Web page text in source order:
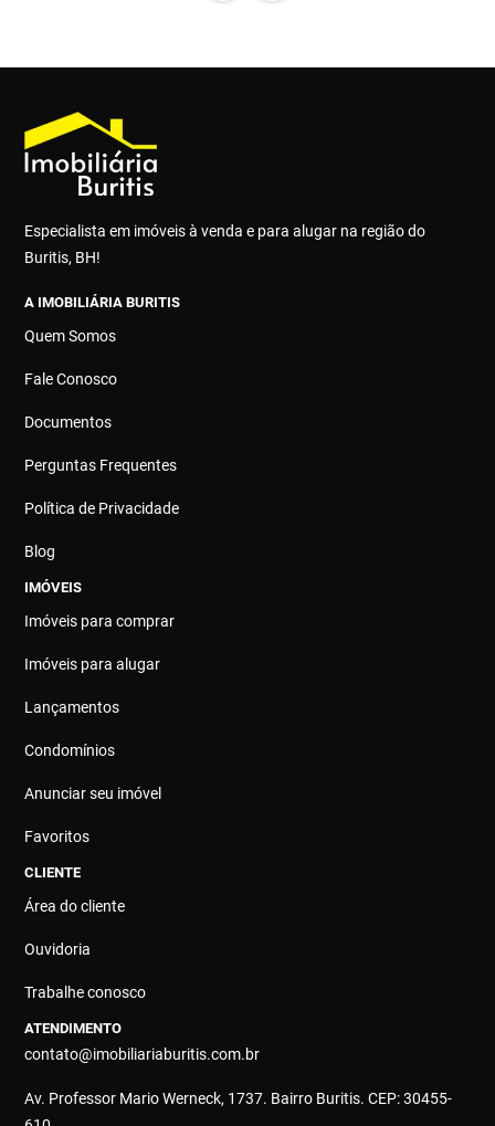
Especialista em imóveis à venda e para alugar na região do
Buritis, BH!
A IMOBILIÁRIA BURITIS
Quem Somos
Fale Conosco
Documentos
Perguntas Frequentes
Política de Privacidade
Blog
IMÓVEIS
Imóveis para comprar
Imóveis para alugar
Lançamentos
Condomínios
Anunciar seu imóvel
Favoritos
CLIENTE
Área do cliente
Ouvidoria
Trabalhe conosco
ATENDIMENTO
contato@imobiliariaburitis.com.br
Av. Professor Mario Werneck, 1737. Bairro Buritis. CEP: 30455-